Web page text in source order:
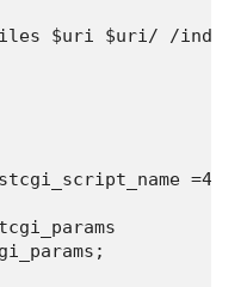
$uri $uri/ /
=404;